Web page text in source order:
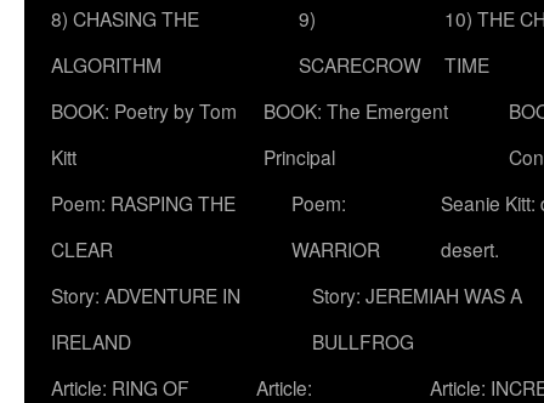
8) CHASING THE
ALGORITHM
9)
SCARECROW
10) THE
TIME
BOOK: Poetry by Tom
Kitt
BOOK: The Emergent
Principal
Poem: RASPING THE
CLEAR
Poem:
WARRIOR
Seanie Kitt:
desert.
Story: ADVENTURE IN
IRELAND
Story: JEREMIAH WAS A
BULLFROG
Article: RING OF
Article:
Article: